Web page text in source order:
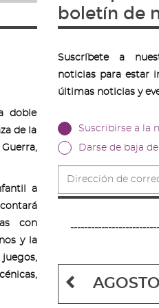
doble
de la
a
con
y la
boletín de
Suscríbete a
noticias para estar
últimas noticias y
Suscribirse a la
Darse de baja
de
correo
Mes
anterior